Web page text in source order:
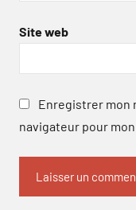
Site web
Enregistrer mon
navigateur pour